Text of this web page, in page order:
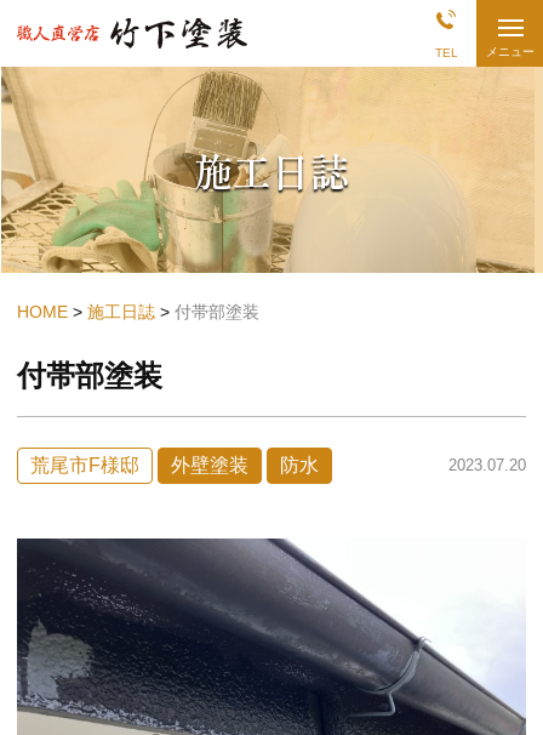
熊
長
洲・
荒
尾
の
外
壁
塗
装
店
竹
装
TEL メニュー
施工日誌
HOME 施工日誌 付帯部塗装
付帯部塗装
荒尾市F様邸 外壁塗装 防水 2023.07.20